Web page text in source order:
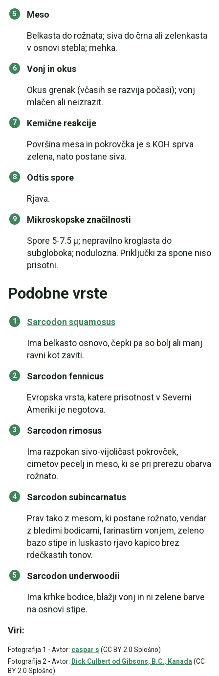
Meso
Belkasta do rožnata; siva do črna ali zelenkasta
v osnovi stebla; mehka.
Vonj in okus
Okus grenak (včasih se razvija počasi); vonj
mlačen ali neizrazit.
Kemične reakcije
Površina mesa in pokrovčka je s KOH sprva
zelena, nato postane siva.
Odtis spore
Rjava.
Mikroskopske značilnosti
Spore 5-7.5 µ; nepravilno kroglasta do
subgloboka; nodulozna. Priključki za spone niso
prisotni.
Podobne vrste
Sarcodon squamosus
Ima belkasto osnovo, čepki pa so bolj ali manj
ravni kot zaviti.
Sarcodon fennicus
Evropska vrsta, katere prisotnost v Severni
Ameriki je negotova.
Sarcodon rimosus
Ima razpokan sivo-vijoličast pokrovček,
cimetov pecelj in meso, ki se pri prerezu obarva
rožnato.
Sarcodon subincarnatus
Prav tako z mesom, ki postane rožnato, vendar
z bledimi bodicami, farinastim vonjem, zeleno
bazo stipe in luskasto rjavo kapico brez
rdečkastih tonov.
Sarcodon underwoodii
Ima krhke bodice, blažji vonj in ni zelene barve
na osnovi stipe.
Viri:
Fotografija 1 - Avtor: caspar s (CC BY 2.0 Splošno)
Fotografija 2 - Avtor: Dick Culbert od Gibsons, B.C., Kanada (CC
BY 2.0 Splošno)